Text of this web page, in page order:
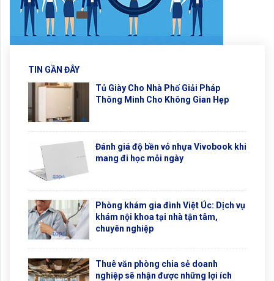
TIN GẦN ĐÂY
Tủ Giày Cho Nhà Phố Giải Pháp
Thông Minh Cho Không Gian Hẹp
Đánh giá độ bền vỏ nhựa Vivobook khi
mang đi học mỗi ngày
Phòng khám gia đình Việt Úc: Dịch vụ
khám nội khoa tại nhà tận tâm,
chuyên nghiệp
Thuê văn phòng chia sẻ doanh
nghiệp sẽ nhận được những lợi ích